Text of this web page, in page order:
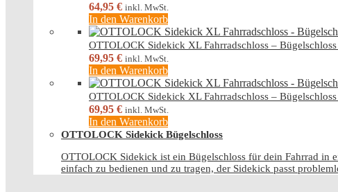
64,95 € inkl. MwSt.
In den Warenkorb
OTTOLOCK Sidekick XL Fahrradschloss –
69,95 € inkl. MwSt.
In den Warenkorb
OTTOLOCK Sidekick XL Fahrradschloss – Bügelschloss
69,95 € inkl. MwSt.
In den Warenkorb
OTTOLOCK Sidekick Bügelschloss
OTTOLOCK Sidekick ist ein Bügelschloss für dein Fahrrad in
einfach zu bedienen und zu tragen, der Sidekick passt